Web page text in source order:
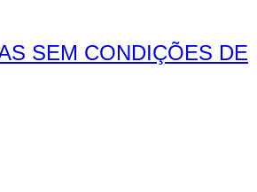
SEM CONDIÇÕES DE